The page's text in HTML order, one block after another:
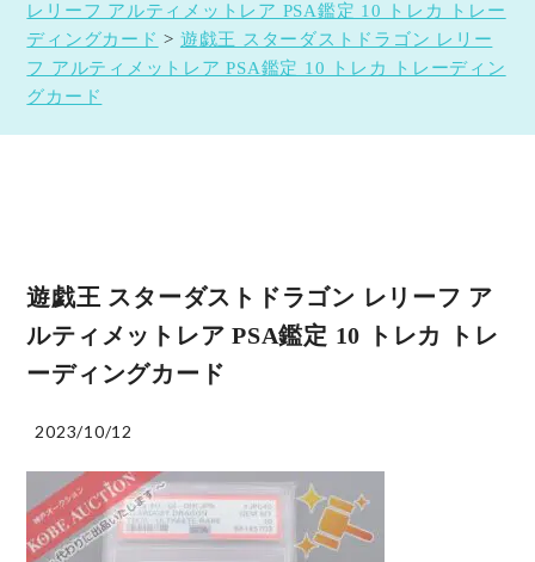
レリーフ アルティメットレア PSA鑑定 10 トレカ トレー
ディングカード > 遊戯王 スターダストドラゴン レリー
フ アルティメットレア PSA鑑定 10 トレカ トレーディン
グカード
遊戯王 スターダストドラゴン レリーフ ア
ルティメットレア PSA鑑定 10 トレカ トレ
ーディングカード
2023/10/12